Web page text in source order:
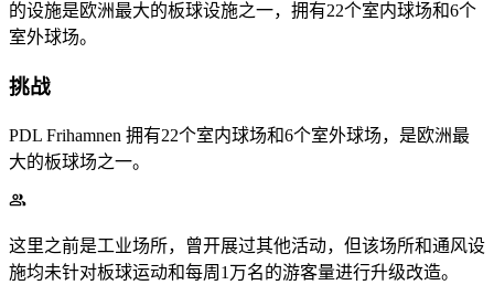
的设施是欧洲最大的板球设施之一，拥有22个室内球场和6个
室外球场。
挑战
PDL Frihamnen 拥有22个室内球场和6个室外球场，是欧洲最
大的板球场之一。
这里之前是工业场所，曾开展过其他活动，但该场所和通风设
施均未针对板球运动和每周1万名的游客量进行升级改造。